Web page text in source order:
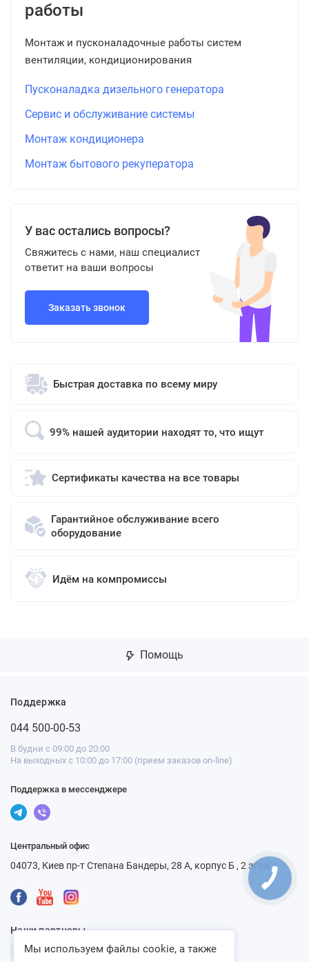
работы
Монтаж и пусконаладочные работы систем
вентиляции, кондиционирования
Пусконаладка дизельного генератора
Сервис и обслуживание системы
Монтаж кондиционера
Монтаж бытового рекуператора
У вас остались вопросы?
Свяжитесь с нами, наш специалист
ответит на ваши вопросы
Заказать звонок
Быстрая доставка по всему миру
99% нашей аудитории находят то, что ищут
Сертификаты качества на все товары
Гарантийное обслуживание всего
оборудование
Идём на компромиссы
Помощь
Поддержка
044 500-00-53
В будни с 09:00 до 20:00
На выходных с 10:00 до 17:00 (прием заказов on-line)
Поддержка в мессенджере
Центральный офис
04073, Киев пр-т Степана Бандеры, 28 А, корпус Б , 2 этаж
Наши партнеры
Мы используем файлы cookie, а также